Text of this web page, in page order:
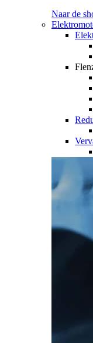
Naar de